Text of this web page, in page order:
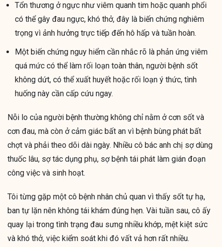
Tổn thương ở ngực như viêm quanh tim hoặc quanh phổi
có thể gây đau ngực, khó thở, đây là biến chứng nghiêm
trọng vì ảnh hưởng trực tiếp đến hô hấp và tuần hoàn.
Một biến chứng nguy hiểm cần nhắc rõ là phản ứng viêm
quá mức có thể làm rối loạn toàn thân, người bệnh sốt
không dứt, có thể xuất huyết hoặc rối loạn ý thức, tình
huống này cần cấp cứu ngay.
Nỗi lo của người bệnh thường không chỉ nằm ở cơn sốt và
cơn đau, mà còn ở cảm giác bất an vì bệnh bùng phát bất
chợt và phải theo dõi dài ngày. Nhiều cô bác anh chị sợ dùng
thuốc lâu, sợ tác dụng phụ, sợ bệnh tái phát làm gián đoạn
công việc và sinh hoạt.
Tôi từng gặp một cô bệnh nhân chủ quan vì thấy sốt tự hạ,
ban tự lặn nên không tái khám đúng hẹn. Vài tuần sau, cô ấy
quay lại trong tình trạng đau sưng nhiều khớp, mệt kiệt sức
và khó thở, việc kiểm soát khi đó vất vả hơn rất nhiều.